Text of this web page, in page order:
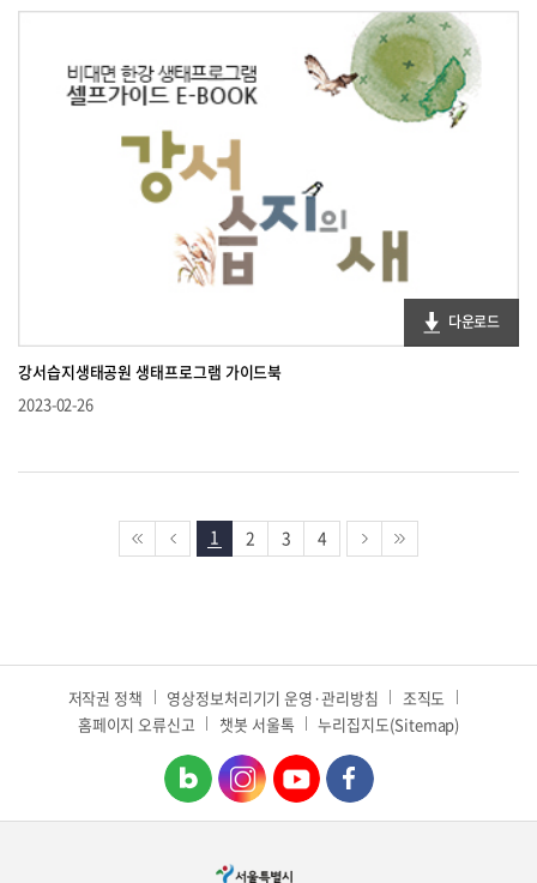
다운로드
강서습지생태공원 생태프로그램 가이드북
2023-02-26
1 2 3 4
저작권 정책 영상정보처리기기 운영·관리방침
조직도
홈페이지 오류신고
챗봇 서울톡 누리집지도(Sitemap)